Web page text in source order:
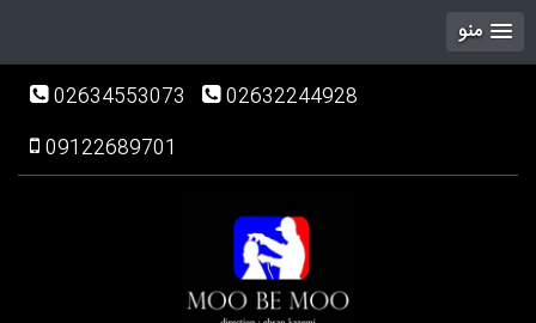
منو
02632244928
02634553073
09122689701